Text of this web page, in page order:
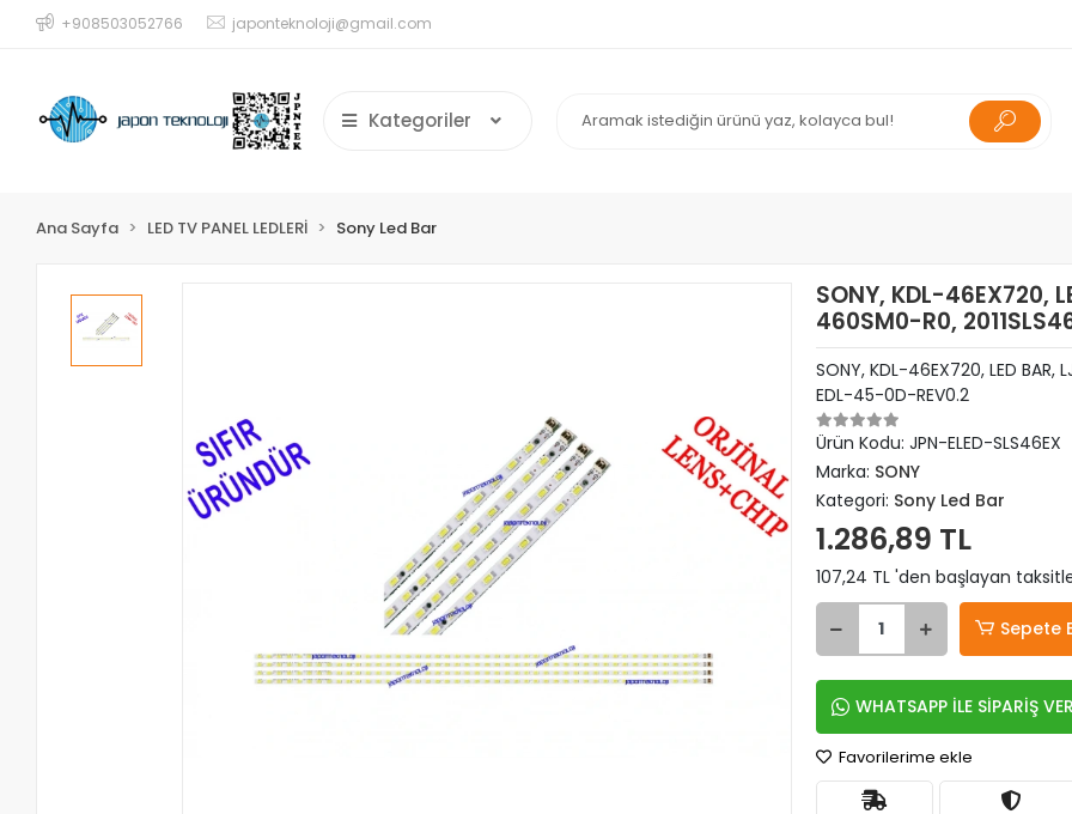
+908503052766 japonteknoloji@gmail.com
Kategoriler
Ana Sayfa LED TV PANEL LEDLERİ Sony Led Bar
SONY, KDL-46EX720,
460SM0-R0,
SONY, KDL-46EX720, LED
EDL-45-0D-REV0.2
Ürün Kodu: JPN-ELED-SLS46EX
Marka: SONY
Kategori: Sony Led Bar
1.286,89 TL
107,24 TL 'den başlayan
Sepete
WHATSAPP İLE SİPARİŞ VER
Favorilerime ekle